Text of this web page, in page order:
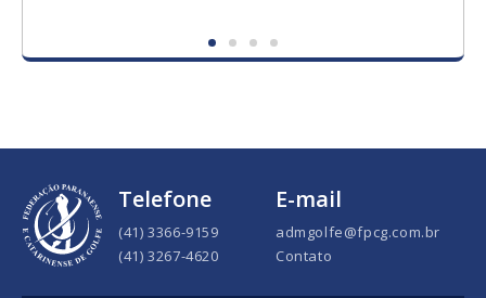
Telefone
(41) 3366-9159
(41) 3267-4620
E-mail
admgolfe@fpcg.com.br
Contato